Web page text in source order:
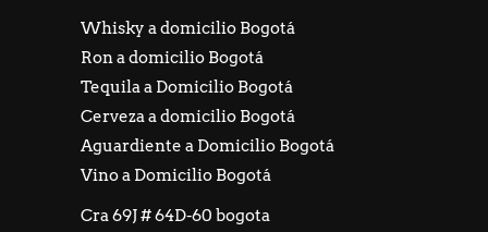
Whisky a domicilio Bogotá
Ron a domicilio Bogotá
Tequila a Domicilio Bogotá
Cerveza a domicilio Bogotá
Aguardiente a Domicilio Bogotá
Vino a Domicilio Bogotá
Cra 69J # 64D-60 bogota